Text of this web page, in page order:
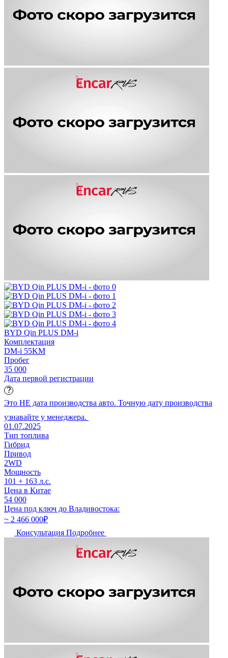
BYD Qin PLUS DM-i
Комплектация
DM-i 55KM
Пробег
35 000
Дата первой регистрации
Это НЕ дата производства авто. Точную дату производства
узнавайте у менеджера.
01.07.2025
Тип топлива
Гибрид
Привод
2WD
Мощность
101 + 163 л.с.
Цена в Китае
54 000
Цена под ключ до Владивостока:
~ 2 466 000₽
Консультация Подробнее